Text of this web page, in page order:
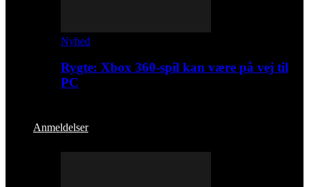
Nyhed
Rygte: Xbox 360-spil kan være på vej til
PC
Anmeldelser